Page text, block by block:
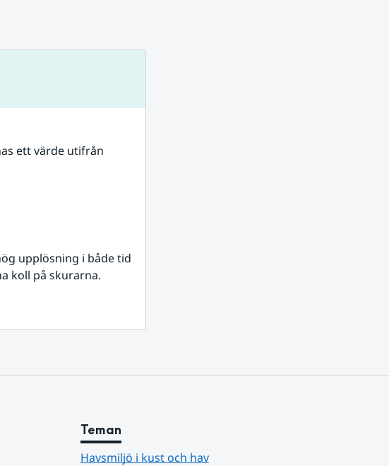
ett värde utifrån
upplösning i både tid
koll på skurarna.
Teman
Havsmiljö i kust och hav